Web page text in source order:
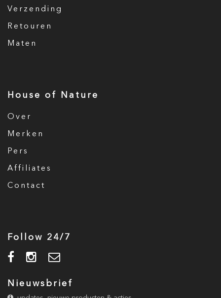
Verzending
Retouren
Maten
House of Nature
Over
Merken
Pers
Affiliates
Contact
Follow 24/7
Nieuwsbrief